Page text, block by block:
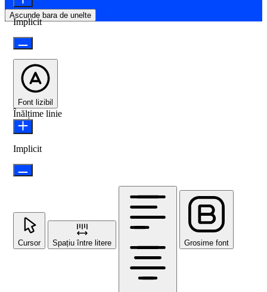
Ascunde bara de unelte
Implicit
Font lizibil
Înălțime linie
Implicit
Cursor Spațiu între litere Grosime font